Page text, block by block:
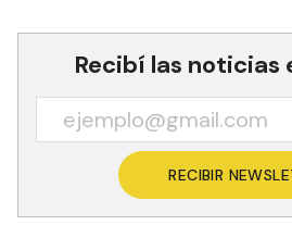
Recibí las noticias
RECIBIR